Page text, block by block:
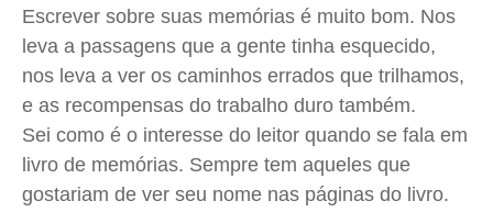
Expediente
Contato
Anuncie
Termos de Uso
Expediente
Contato
Anuncie
Termos de Uso
Expediente
Contato
Anuncie
Termos de Uso
Expediente
Contato
Anuncie
Termos de Uso
Escrever sobre suas memórias é muito bom. Nos
leva a passagens que a gente tinha esquecido,
nos leva a ver os caminhos errados que trilhamos,
e as recompensas do trabalho duro também.
Sei como é o interesse do leitor quando se fala em
livro de memórias. Sempre tem aqueles que
gostariam de ver seu nome nas páginas do livro.